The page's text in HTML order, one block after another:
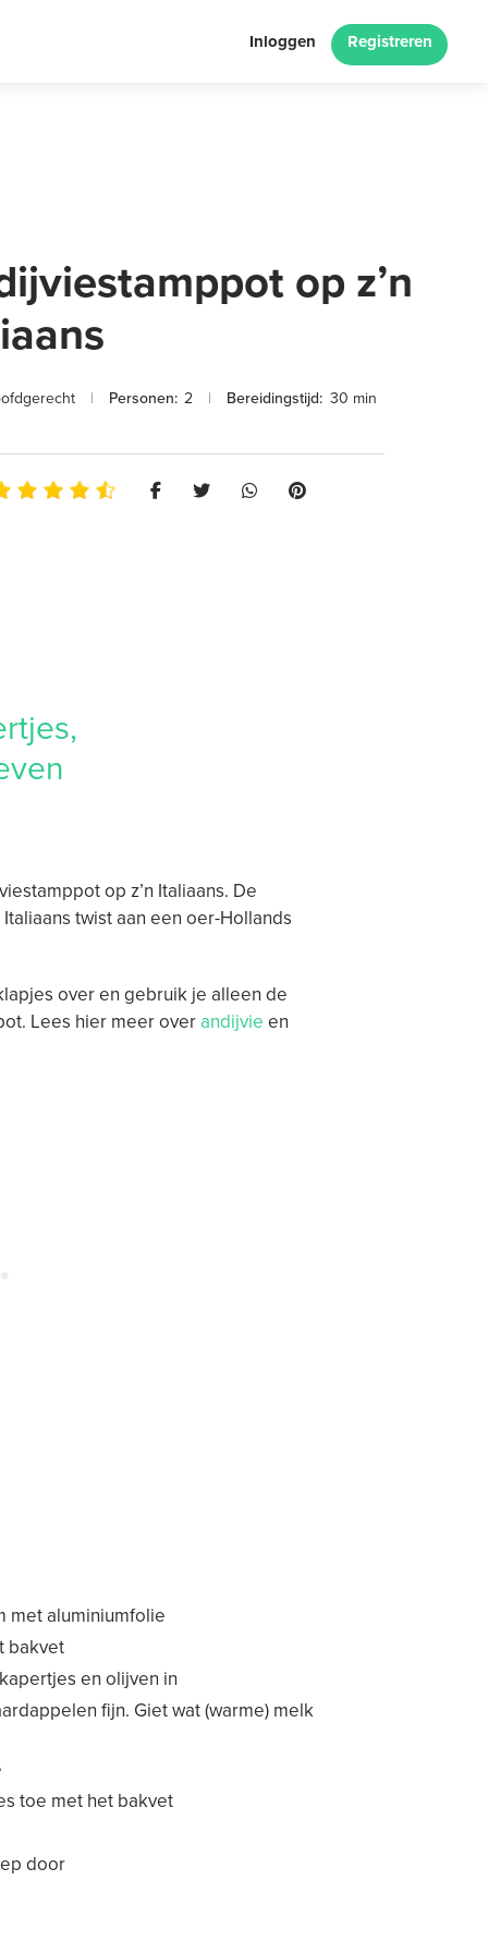
Inloggen Registreren
op z’n
| Personen: 2 | Bereidingstijd: 30 min
op z’n Italiaans. De
twist aan een oer-Hollands
over en gebruik je alleen de
Lees hier meer over andijvie en
met aluminiumfolie
bakvet
en olijven in
fijn. Giet wat (warme) melk
toe met het bakvet
door